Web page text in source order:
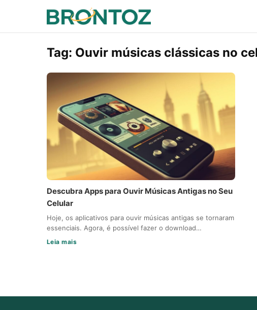
Tag: Ouvir músicas clássicas no
Descubra Apps para Ouvir Músicas Antigas no Seu
Celular
Hoje, os aplicativos para ouvir músicas antigas se tornaram
essenciais. Agora, é possível fazer o download…
Leia mais